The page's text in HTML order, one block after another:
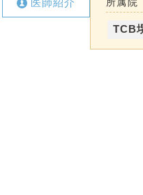
所属院
TCB